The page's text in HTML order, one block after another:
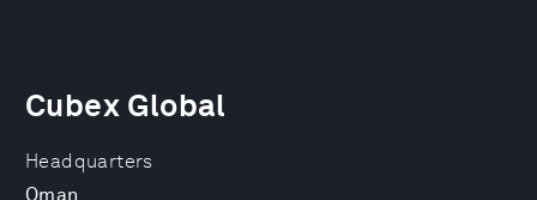
Headquarters
Oman
Cubex Global